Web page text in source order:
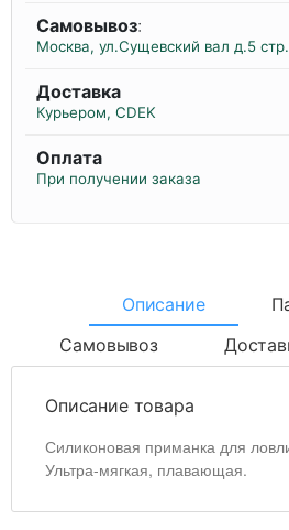
Самовывоз:
Москва, ул.Сущевский вал д.5
Доставка
Курьером, CDEK
Оплата
При получении заказа
Описание
Самовывоз
Описание товара
Силиконовая приманка для
Ультра-мягкая, плавающая.